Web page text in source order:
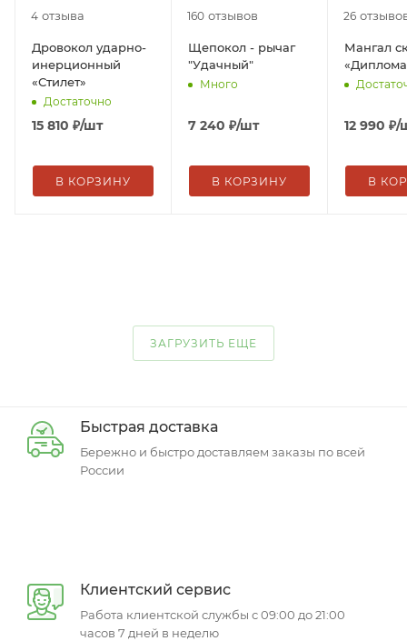
4 отзыва
Дровокол ударно-
инерционный
«Стилет»
Достаточно
15 810 ₽/шт
В КОРЗИНУ
160 отзывов
Щепокол - рычаг
"Удачный"
Много
7 240 ₽/шт
В КОРЗИНУ
26
Мангал
12 990 ₽/
В
ЗАГРУЗИТЬ ЕЩЕ
Быстрая доставка
Бережно и быстро доставляем заказы по всей
России
Клиентский сервис
Работа клиентской службы с 09:00 до 21:00
часов 7 дней в неделю